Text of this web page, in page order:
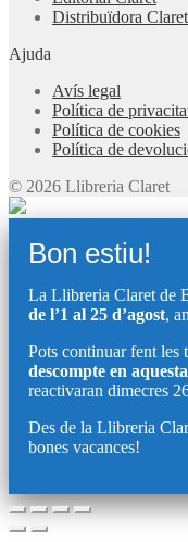
Distribuïdora Claret
Ajuda
Avís legal
Política de
Política de cookies
Política de
© 2026 Llibreria Claret
Bon estiu!
La Llibreria Claret de
de l’1 al 25 d’agost,
Pots continuar fent les
descompte en
reactivaran dimecres
Des de la Llibreria
bones vacances!